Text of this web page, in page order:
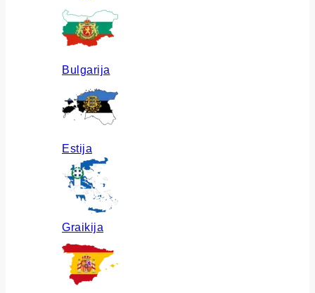
Bulgarija
Estija
Graikija